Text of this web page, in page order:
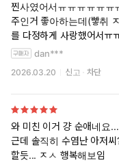
찐사였어서ㅠㅠㅠㅠㅠㅠ
주인거 좋아하는데(빻취
를 다정하게 사랑했어서ㅠ
도 안 돌아보고 헥토르한
아갈거같긴 한데 저승에
오뭐시기... 이름도 기억안
요ㅠㅠㅠㅠㅠ 안드로마케
안보고싶지만 보고싶지만
dan***
2026.03.20 신고 차단
와 미친 이거 걍 순애네요
근데 솔직히 수염난 아저
할듯... ㅈㅅ 행복해보임